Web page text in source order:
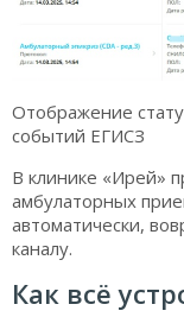
Отображение
событий ЕГИСЗ
В клинике «Ирей»
амбулаторных
автоматически,
каналу.
Как всё